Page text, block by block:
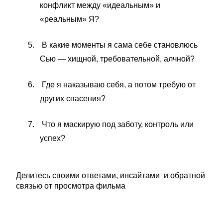
конфликт между «идеальным» и
«реальным» Я?
5.
В какие моменты я сама себе становлюсь
Сью — хищной, требовательной, алчной?
6.
Где я наказываю себя, а потом требую от
других спасения?
7.
Что я маскирую под заботу, контроль или
успех?
Делитесь своими ответами, инсайтами и обратной
связью от просмотра фильма